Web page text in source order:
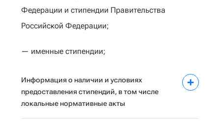
Федерации и стипендии Правительства
Российской Федерации;
— именные стипендии;
Информация о наличии и условиях
предоставления стипендий, в том числе
локальные нормативные акты